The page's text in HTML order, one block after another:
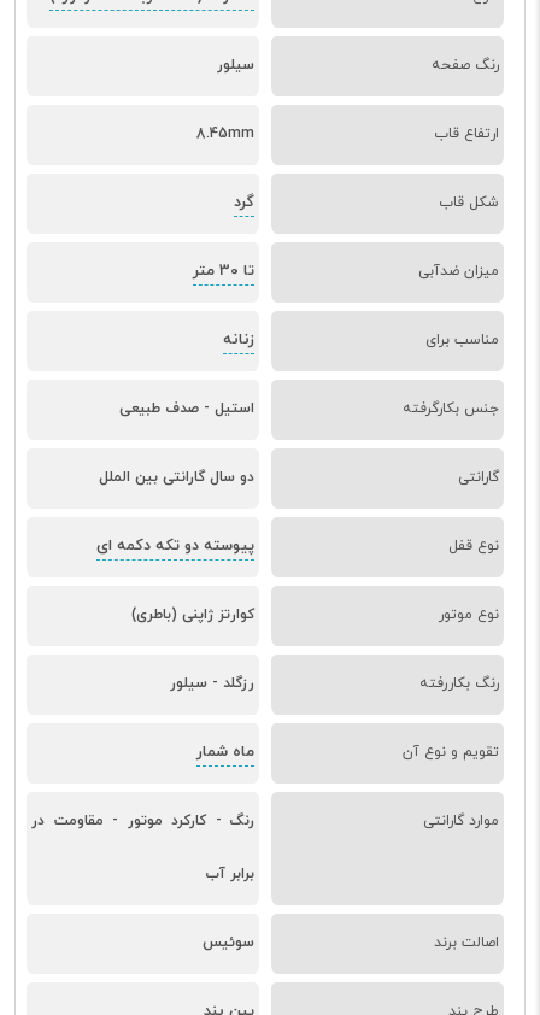
رنگ صفحه سیلور
ارتفاع قاب 8.45mm
شکل قاب گرد
میزان ضدآبی تا 30 متر
مناسب برای زنانه
جنس بکارگرفته استیل - صدف طبیعی
گارانتی دو سال گارانتی بین الملل
نوع قفل پیوسته دو تکه دکمه ای
نوع موتور کوارتز ژاپنی (باطری)
رنگ بکاررفته رزگلد - سیلور
تقویم و نوع آن ماه شمار
موارد گارانتی رنگ - کارکرد موتور - مقاومت در
برابر آب
اصالت برند سوئیس